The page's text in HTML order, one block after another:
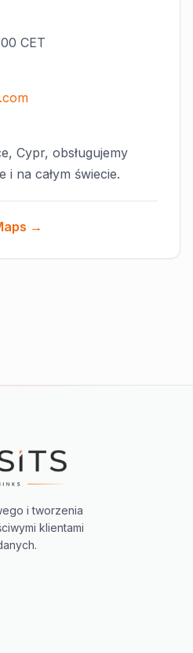
CET
Cypr, obsługujemy
i na całym świecie.
→
i tworzenia
klientami